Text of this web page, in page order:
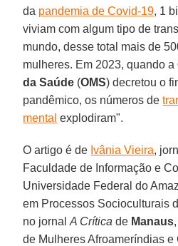
da pandemia de Covid-19, 1
viviam com algum tipo de
mundo, desse total mais de
mulheres. Em 2023, quando a
da Saúde (OMS) decretou o
pandêmico, os números de
mental explodiram".
O artigo é de Ivânia Vieira,
Faculdade de Informação e
Universidade Federal do
em Processos Socioculturais
no jornalA Crítica de Manaus
de Mulheres Afroameríndias